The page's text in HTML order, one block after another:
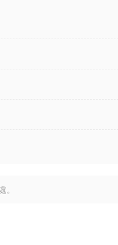
。